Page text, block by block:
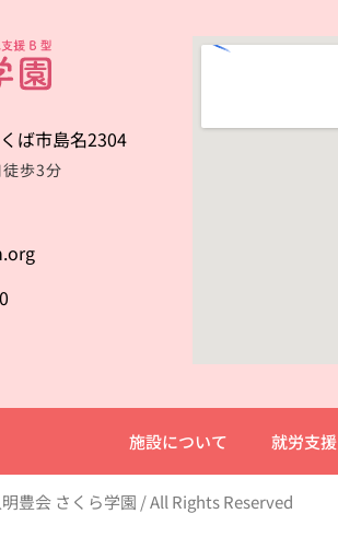
ば市島名2304
歩3分
施設について 就労支援
豊会 さくら学園 / All Rights Reserved